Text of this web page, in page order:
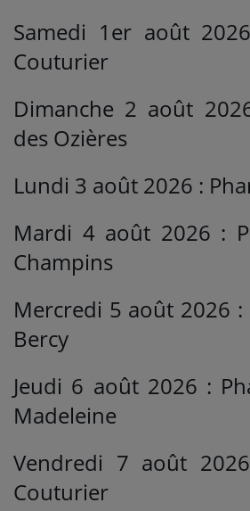
Samedi 1er août
Couturier
Dimanche 2 août
des Ozières
Lundi 3 août 2026 :
Mardi 4 août 2026 :
Champins
Mercredi 5 août 2026 :
Bercy
Jeudi 6 août 2026 :
Madeleine
Vendredi 7 août
Couturier